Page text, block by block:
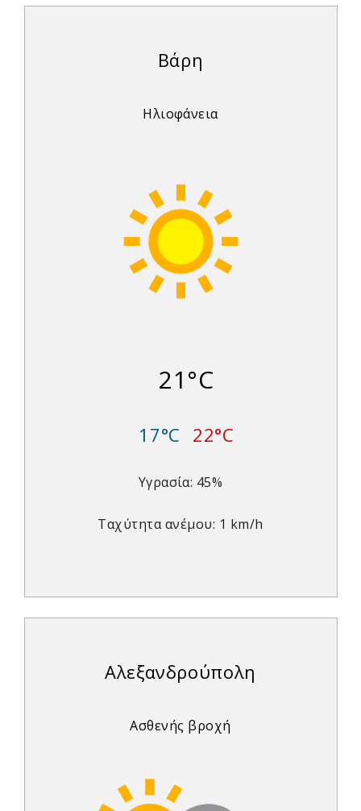
Βάρη
Ηλιοφάνεια
21°C
17°C 22°C
Υγρασία: 45%
Ταχύτητα ανέμου: 1 km/h
Αλεξανδρούπολη
Ασθενής βροχή